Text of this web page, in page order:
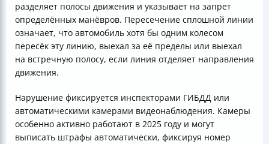
разделяет полосы движения и указывает на запрет
определённых манёвров. Пересечение сплошной линии
означает, что автомобиль хотя бы одним колесом
пересёк эту линию, выехал за её пределы или выехал
на встречную полосу, если линия отделяет направления
движения.
Нарушение фиксируется инспекторами ГИБДД или
автоматическими камерами видеонаблюдения. Камеры
особенно активно работают в 2025 году и могут
выписать штрафы автоматически, фиксируя номер